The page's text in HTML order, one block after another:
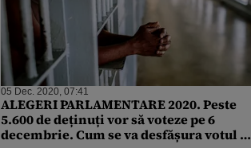
05 Dec. 2020, 07:41
ALEGERI PARLAMENTARE 2020. Peste
5.600 de deținuți vor să voteze pe 6
decembrie. Cum se va desfășura votul în